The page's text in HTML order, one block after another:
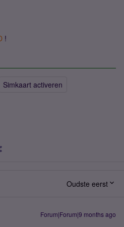
!
Simkaart activeren
Oudste eerst
Forum|Forum|9 months ago